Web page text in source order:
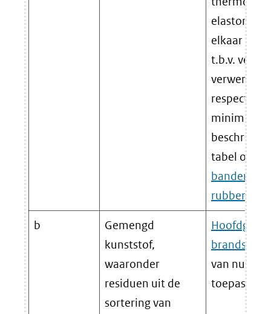
elkaar te
t.b.v.
verwerking
tabel of het
banden en
rubber.
b
Gemengd
kunststof,
waaronder
residuen uit de
sortering van
brandstof
van nuttige
toepassing)